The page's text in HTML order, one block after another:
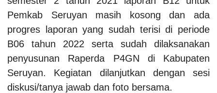
Pemkab Seruyan masih kosong dan ada
progres laporan yang sudah terisi di periode
B06 tahun 2022 serta sudah dilaksanakan
penyusunan Raperda P4GN di Kabupaten
Seruyan. Kegiatan dilanjutkan dengan sesi
diskusi/tanya jawab dan foto bersama.